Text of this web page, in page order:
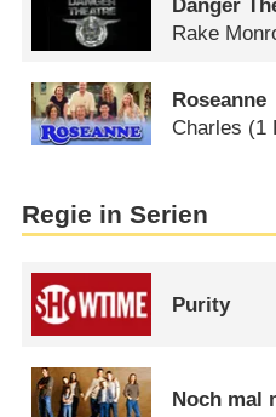
Danger
Rake
Roseanne
Charles (1
Regie in Serien
Purity
Noch mal